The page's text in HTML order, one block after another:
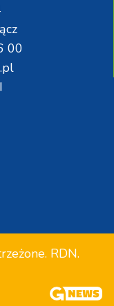
00
RDN.